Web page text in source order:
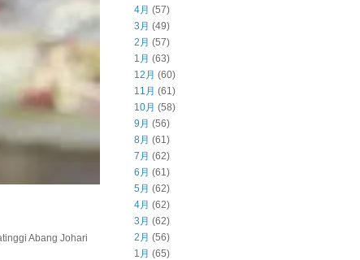
Abang Johari
4月 (57)
3月 (49)
2月 (57)
1月 (63)
12月 (60)
11月 (61)
10月 (58)
9月 (56)
8月 (61)
7月 (62)
6月 (61)
5月 (62)
4月 (62)
3月 (62)
2月 (56)
1月 (65)